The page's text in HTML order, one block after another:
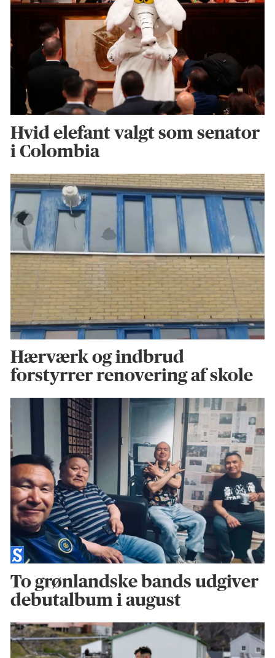
Hvid elefant valgt som senator
i Colombia
Hærværk og indbrud
forstyrrer renovering af skole
To grønlandske bands udgiver
debutalbum i august